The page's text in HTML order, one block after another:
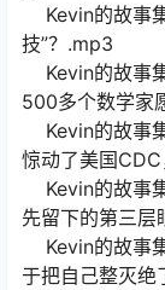
Kevin的故事
技”？.mp3
Kevin的故事
500多个数学家
Kevin的故事
惊动了美国
Kevin的故事
先留下的第三层
Kevin的故事
于把自己整灭绝